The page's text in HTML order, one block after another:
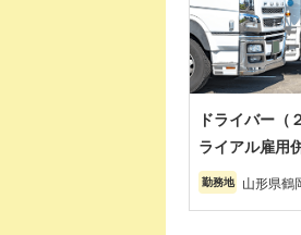
ドライバー（
ライアル雇用
勤務地 山形県鶴